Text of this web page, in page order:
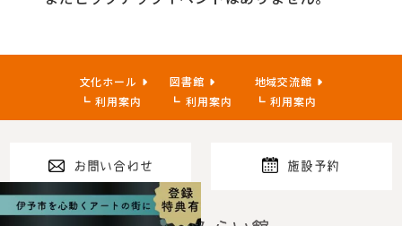
文化ホール
利用案内
図書館
利用案内
地域交流館
利用案内
お問い合わせ 施設予約